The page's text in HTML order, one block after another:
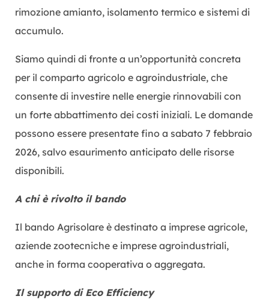
rimozione amianto, isolamento termico e sistemi di
accumulo.
Siamo quindi di fronte a un’opportunità concreta
per il comparto agricolo e agroindustriale, che
consente di investire nelle energie rinnovabili con
un forte abbattimento dei costi iniziali. Le domande
possono essere presentate fino a sabato 7 febbraio
2026, salvo esaurimento anticipato delle risorse
disponibili.
A chi è rivolto il bando
Il bando Agrisolare è destinato a imprese agricole,
aziende zootecniche e imprese agroindustriali,
anche in forma cooperativa o aggregata.
Il supporto di Eco Efficiency